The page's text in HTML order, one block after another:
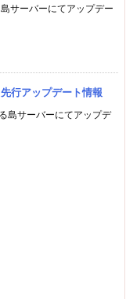
サーバーにてアップデー
行アップデート情報
島サーバーにてアップデ